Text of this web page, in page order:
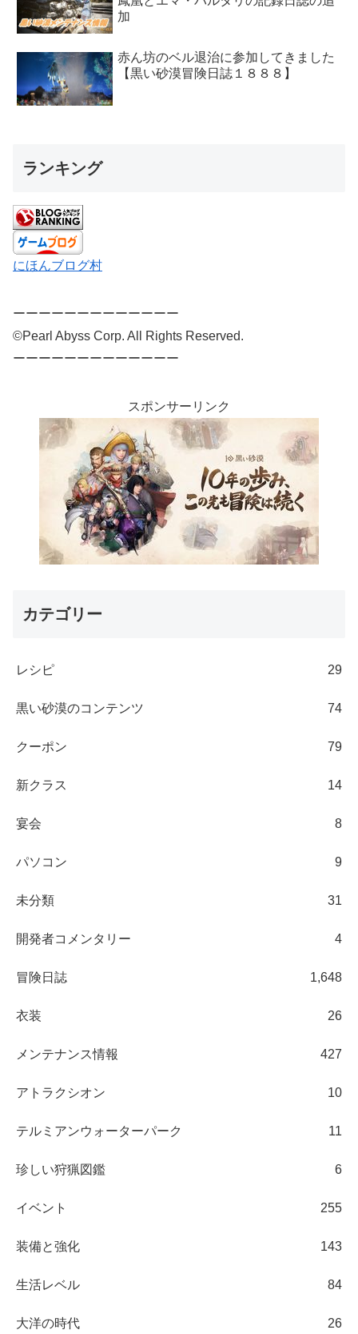
加
赤ん坊のベル退治に参加してきました
【黒い砂漠冒険日誌１８８８】
ランキング
にほんブログ村
ーーーーーーーーーーーーー
©Pearl Abyss Corp. All Rights Reserved.
ーーーーーーーーーーーーー
スポンサーリンク
カテゴリー
レシピ 29
黒い砂漠のコンテンツ 74
クーポン 79
新クラス 14
宴会 8
パソコン 9
未分類 31
開発者コメンタリー 4
冒険日誌 1,648
衣装 26
メンテナンス情報 427
アトラクシオン 10
テルミアンウォーターパーク 11
珍しい狩猟図鑑 6
イベント 255
装備と強化 143
生活レベル 84
大洋の時代 26